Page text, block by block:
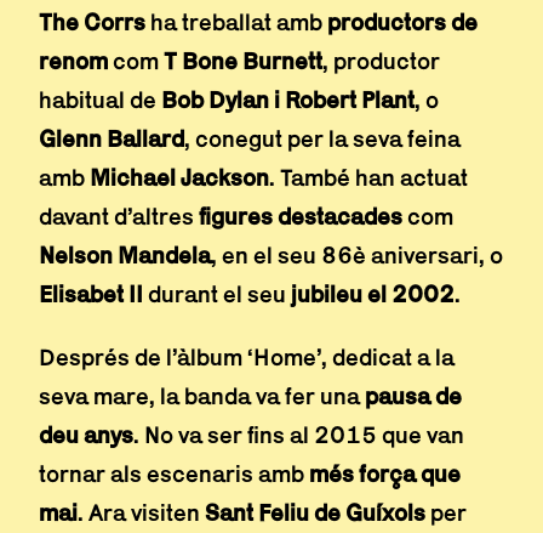
The Corrs ha treballat amb productors de
renomcomT Bone Burnett, productor
habitual de Bob Dylan i Robert Plant, o
Glenn Ballard, conegut per la seva feina
amb Michael Jackson. També han actuat
davant d’altres figures destacadescom
Nelson Mandela, en el seu 86è aniversari, o
Elisabet II durant el seu jubileu el 2002.
Després de l’àlbum ‘Home’, dedicat a la
seva mare, la banda va fer unapausa de
deu anys. No va ser fins al 2015 que van
tornar als escenaris amb més força que
mai. Ara visiten Sant Feliu de Guíxols per